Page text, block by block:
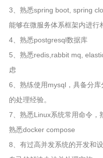
3、熟悉spring boot, spring
能够在微服务体系框架内进行
4、熟悉postgresql数据库
5、熟悉redis,rabbit mq,
虑
6、熟练使用mysql，具备分
的处理经验。
7、熟悉Linux系统常用命令，
熟悉docker compose
8、有过高并发系统的开发和